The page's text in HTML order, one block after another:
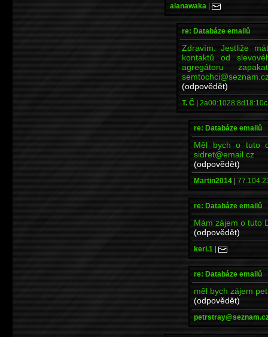
alanawaka |
re: Databáze emailů
Zdravím. Jestliže
kontaktů od
agregátoru
(odpovědět)
T. Č |
re: Databáze emailů
Měl bych o tuto
sidret@email.cz
(odpovědět)
Martin2014 |
re: Databáze emailů
Mám zájem o tuto
(odpovědět)
keri.1 |
re: Databáze emailů
měl bych zájem
(odpovědět)